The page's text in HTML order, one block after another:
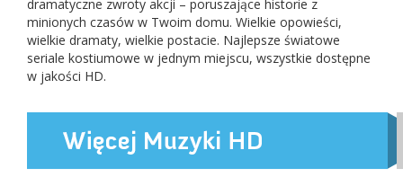
dramatyczne zwroty akcji – poruszające historie z
minionych czasów w Twoim domu. Wielkie opowieści,
wielkie dramaty, wielkie postacie. Najlepsze światowe
seriale kostiumowe w jednym miejscu, wszystkie dostępne
w jakości HD.